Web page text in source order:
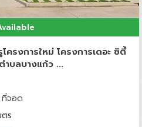
ครงการใหม่ โครงการเดอะ ซิตี้
บลบางแก้ว ...
จอด
ร